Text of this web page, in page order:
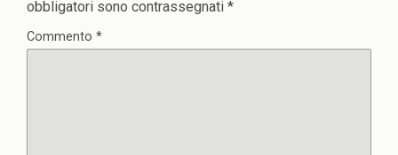
obbligatori sono contrassegnati *
Commento *